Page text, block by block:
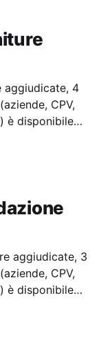
aggiudicate, 4
CPV,
è disponibile
aggiudicate, 3
CPV,
è disponibile